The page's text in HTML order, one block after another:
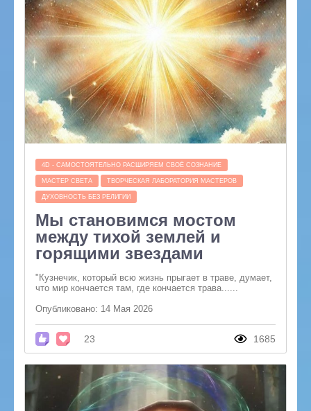
4D - САМОСТОЯТЕЛЬНО РАСШИРЯЕМ СВОЁ СОЗНАНИЕ
МАСТЕР СВЕТА ТВОРЧЕСКАЯ ЛАБОРАТОРИЯ МАСТЕРОВ
ДУХОВНОСТЬ БЕЗ РЕЛИГИИ
Мы становимся мостом
между тихой землей и
горящими звездами
"Кузнечик, который всю жизнь прыгает в траве, думает,
что мир кончается там, где кончается трава......
Опубликовано: 14 Мая 2026
23 1685